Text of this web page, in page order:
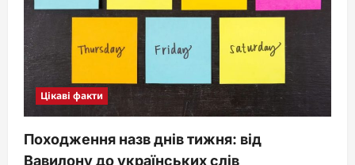
Цікаві факти
Походження назв днів тижня: від
Вавилону до українських слів